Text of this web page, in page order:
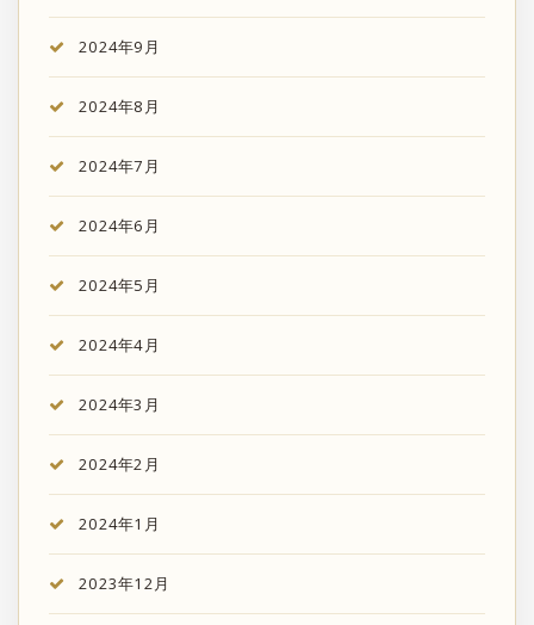
2024年9月
2024年8月
2024年7月
2024年6月
2024年5月
2024年4月
2024年3月
2024年2月
2024年1月
2023年12月